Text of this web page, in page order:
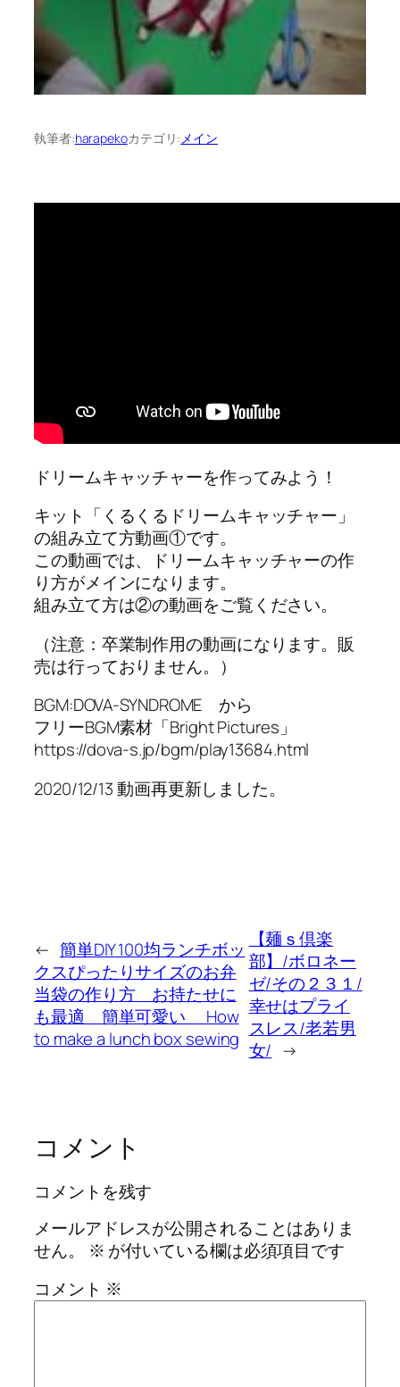
執筆者:harapekoカテゴリ: メイン
ドリームキャッチャーを作ってみよう！
キット「くるくるドリームキャッチャー」
の組み立て方動画①です。
この動画では、ドリームキャッチャーの作
り方がメインになります。
組み立て方は②の動画をご覧ください。
（注意：卒業制作用の動画になります。販
売は行っておりません。）
BGM:DOVA-SYNDROME から
フリーBGM素材「Bright Pictures」
https://dova-s.jp/bgm/play13684.html
2020/12/13 動画再更新しました。
← 簡単DIY 100均ランチボッ
クスぴったりサイズのお弁
当袋の作り方 お持たせに
も最適 簡単可愛い How
to make a lunch box sewing
【麺ｓ倶楽
部】/ボロネー
ゼ/その２３１/
幸せはプライ
スレス/老若男
女/ →
コメント
コメントを残す
メールアドレスが公開されることはありま
せん。
※ が付いている欄は必須項目です
コメント ※